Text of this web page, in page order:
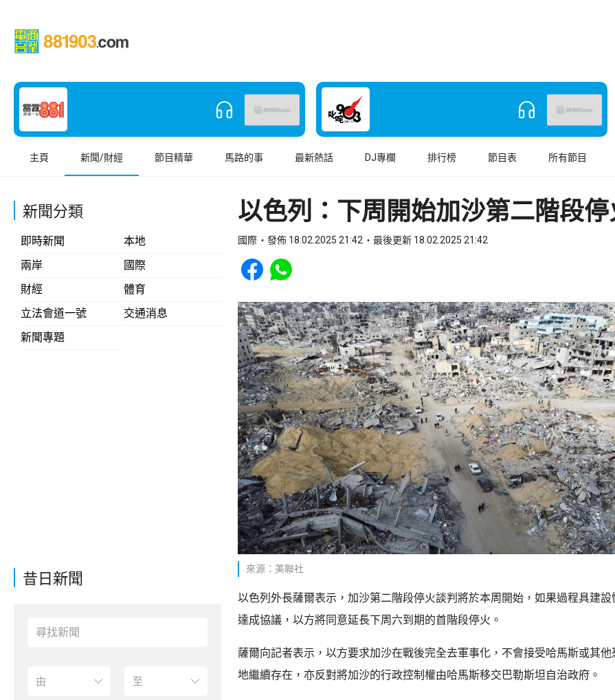
主頁 新聞/財經 節目精華 馬路的事 最新熱話 DJ專欄 排行榜 節目表 所有節目
新聞分類
即時新聞
本地
兩岸
國際
財經
體育
立法會道一號
交通消息
新聞專題
昔日新聞
以色列：下周開始加沙第二階段停
國際 發佈 18.02.2025 21:42 最後更新 18.02.2025 21:42
Share to Facebook
Share to WhatsApp
來源：美聯社
以色列外長薩爾表示，加沙第二階段停火談判將於本周開始，如果過程具建
達成協議，以方將同意延長下周六到期的首階段停火。
薩爾向記者表示，以方要求加沙在戰後完全去軍事化，不會接受哈馬斯或其他
地繼續存在，亦反對將加沙的行政控制權由哈馬斯移交巴勒斯坦自治政府。